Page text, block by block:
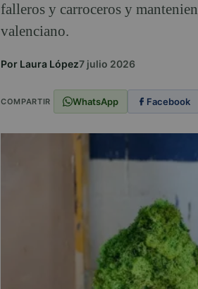
falleros y carroceros y
valenciano.
Por Laura López7 julio 2026
COMPARTIR WhatsApp Facebook